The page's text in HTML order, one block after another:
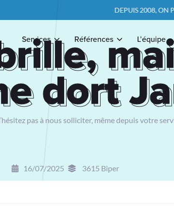
DEPUIS 2008, ON POSE LES
Services Références L’équipe
dort
dort
pas à nous solliciter, même depuis votre
16/07/2025 3615 Biper